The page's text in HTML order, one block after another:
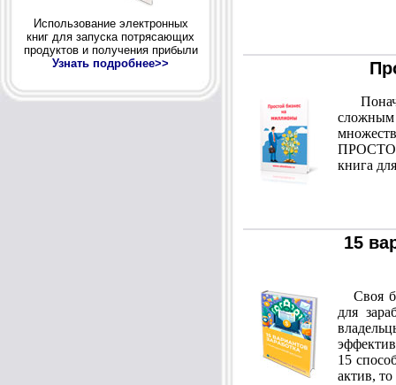
Использование электронных
книг для запуска потрясающих
продуктов и получения прибыли
Узнать подробнее>>
книга
15
Своя
для
15
актив,